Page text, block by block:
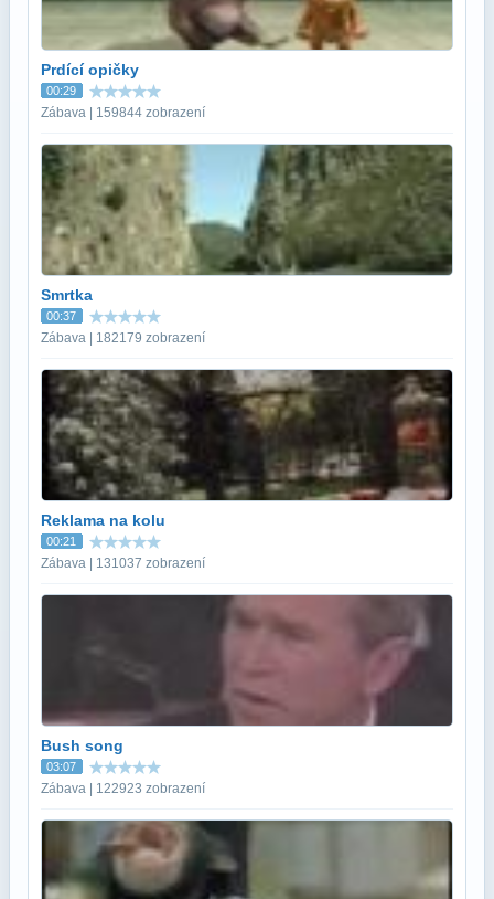
Prdící opičky
00:29
Zábava | 159844 zobrazení
Smrtka
00:37
Zábava | 182179 zobrazení
Reklama na kolu
00:21
Zábava | 131037 zobrazení
Bush song
03:07
Zábava | 122923 zobrazení